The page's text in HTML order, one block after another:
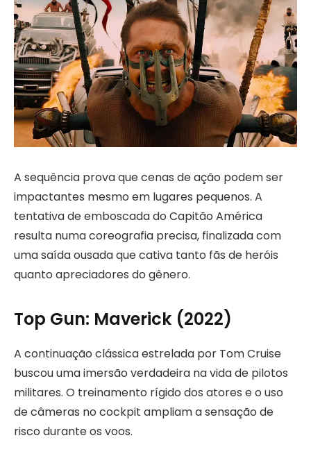
A sequência prova que cenas de ação podem ser
impactantes mesmo em lugares pequenos. A
tentativa de emboscada do Capitão América
resulta numa coreografia precisa, finalizada com
uma saída ousada que cativa tanto fãs de heróis
quanto apreciadores do gênero.
Top Gun: Maverick (2022)
A continuação clássica estrelada por Tom Cruise
buscou uma imersão verdadeira na vida de pilotos
militares. O treinamento rígido dos atores e o uso
de câmeras no cockpit ampliam a sensação de
risco durante os voos.